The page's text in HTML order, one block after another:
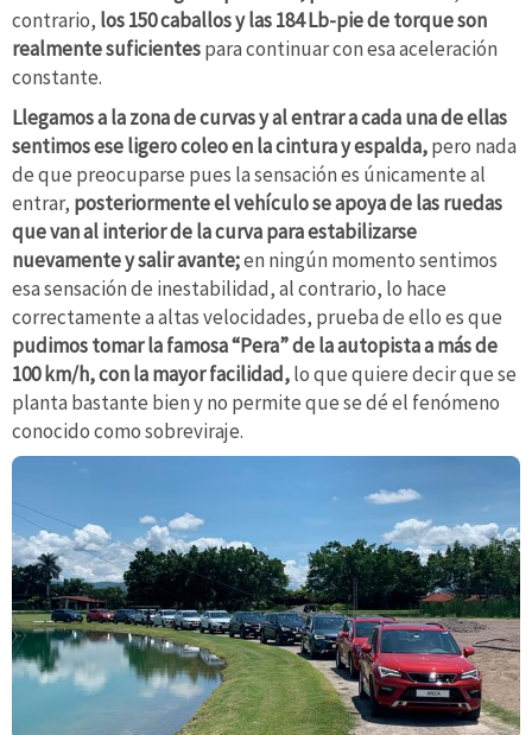
contrario, los 150 caballos y las 184 Lb-pie de torque son
realmente suficientespara continuar con esa aceleración
constante.
Llegamos a la zona de curvas y al entrar a cada una de ellas
sentimos ese ligero coleo en la cintura y espalda,pero nada
de que preocuparse pues la sensación es únicamente al
entrar, posteriormente el vehículo se apoya de las ruedas
que van al interior de la curva para estabilizarse
nuevamente y salir avante;en ningún momento sentimos
esa sensación de inestabilidad, al contrario, lo hace
correctamente a altas velocidades, prueba de ello es que
pudimos tomar la famosa “Pera” de la autopista a más de
100 km/h, con la mayor facilidad,lo que quiere decir que se
planta bastante bien y no permite que se dé el fenómeno
conocido como sobreviraje.